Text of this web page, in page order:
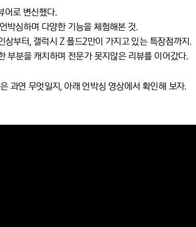
어로 변신했다.
박싱하며 다양한 기능을 체험해본 것.
부터, 갤럭시 Z 폴드2만이 가지고 있는 특장점까지.
부분을 캐치하며 전문가 못지않은 리뷰를 이어갔다.
과연 무엇일지, 아래 언박싱 영상에서 확인해 보자.